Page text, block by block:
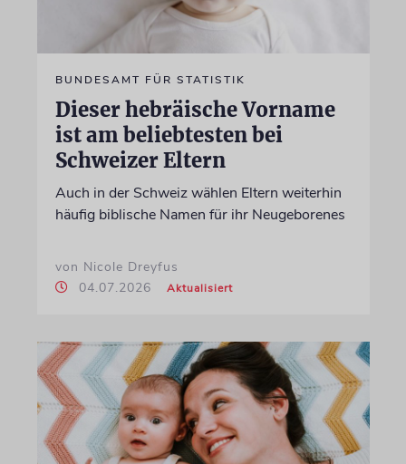
BUNDESAMT FÜR STATISTIK
Dieser hebräische Vorname
ist am beliebtesten bei
Schweizer Eltern
Auch in der Schweiz wählen Eltern weiterhin
häufig biblische Namen für ihr Neugeborenes
von Nicole Dreyfus
04.07.2026
Aktualisiert